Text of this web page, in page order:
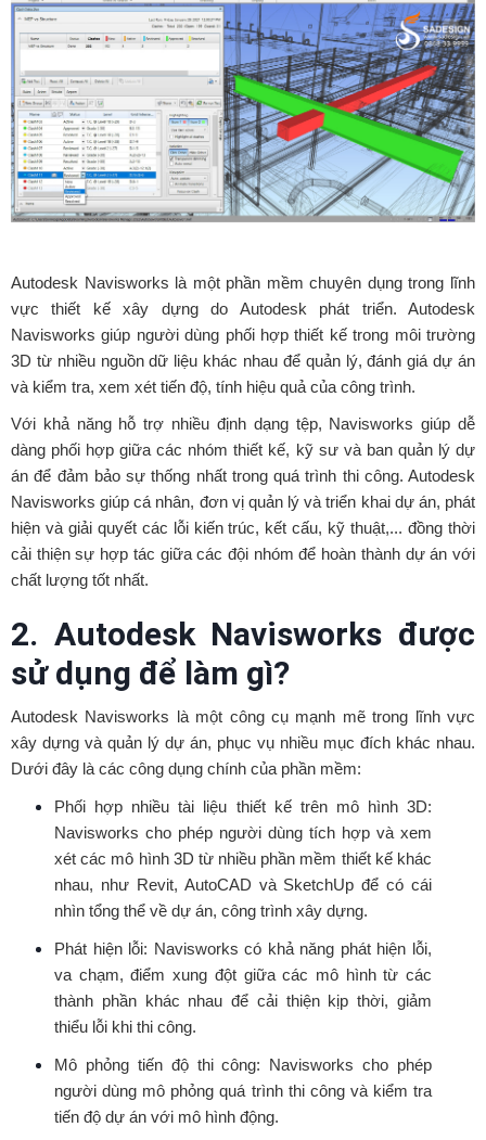
Autodesk Navisworks là một phần mềm chuyên dụng trong lĩnh
vực thiết kế xây dựng do Autodesk phát triển. Autodesk
Navisworks giúp người dùng phối hợp thiết kế trong môi trường
3D từ nhiều nguồn dữ liệu khác nhau để quản lý, đánh giá dự án
và kiểm tra, xem xét tiến độ, tính hiệu quả của công trình.
Với khả năng hỗ trợ nhiều định dạng tệp, Navisworks giúp dễ
dàng phối hợp giữa các nhóm thiết kế, kỹ sư và ban quản lý dự
án để đảm bảo sự thống nhất trong quá trình thi công. Autodesk
Navisworks giúp cá nhân, đơn vị quản lý và triển khai dự án, phát
hiện và giải quyết các lỗi kiến trúc, kết cấu, kỹ thuật,... đồng thời
cải thiện sự hợp tác giữa các đội nhóm để hoàn thành dự án với
chất lượng tốt nhất.
2. Autodesk Navisworks được
sử dụng để làm gì?
Autodesk Navisworks là một công cụ mạnh mẽ trong lĩnh vực
xây dựng và quản lý dự án, phục vụ nhiều mục đích khác nhau.
Dưới đây là các công dụng chính của phần mềm:
Phối hợp nhiều tài liệu thiết kế trên mô hình 3D:
Navisworks cho phép người dùng tích hợp và xem
xét các mô hình 3D từ nhiều phần mềm thiết kế khác
nhau, như Revit, AutoCAD và SketchUp để có cái
nhìn tổng thể về dự án, công trình xây dựng.
Phát hiện lỗi: Navisworks có khả năng phát hiện lỗi,
va chạm, điểm xung đột giữa các mô hình từ các
thành phần khác nhau để cải thiện kịp thời, giảm
thiểu lỗi khi thi công.
Mô phỏng tiến độ thi công: Navisworks cho phép
người dùng mô phỏng quá trình thi công và kiểm tra
tiến độ dự án với mô hình động.